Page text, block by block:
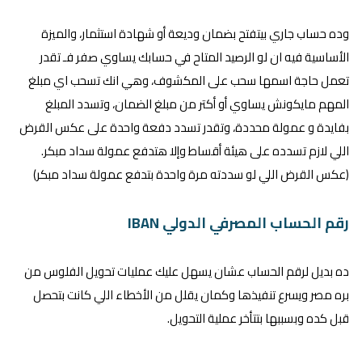
وده حساب جاري بيتفتح بضمان وديعة أو شهادة استثمار، والميزة
الأساسية فيه ان لو الرصيد المتاح في حسابك يساوي صفر فـ تقدر
تعمل حاجة اسمها سحب على المكشوف، وهي انك تسحب اي مبلغ
المهم مايكونش يساوي أو أكتر من مبلغ الضمان، وتسدد المبلغ
بفايدة و عمولة محددة، وتقدر تسدد دفعة واحدة على عكس القرض
اللي لازم تسدده على هيئة أقساط وإلا هتدفع عمولة سداد مبكر.
(عكس القرض اللي لو سددته مرة واحدة بتدفع عمولة سداد مبكر)
رقم الحساب المصرفي الدولي IBAN
ده بديل لرقم الحساب عشان يسهل عليك عمليات تحويل الفلوس من
بره مصر ويسرع تنفيذها وكمان يقلل من الأخطاء اللي كانت بتحصل
قبل كده وبسببها بتتأخر عملية التحويل.